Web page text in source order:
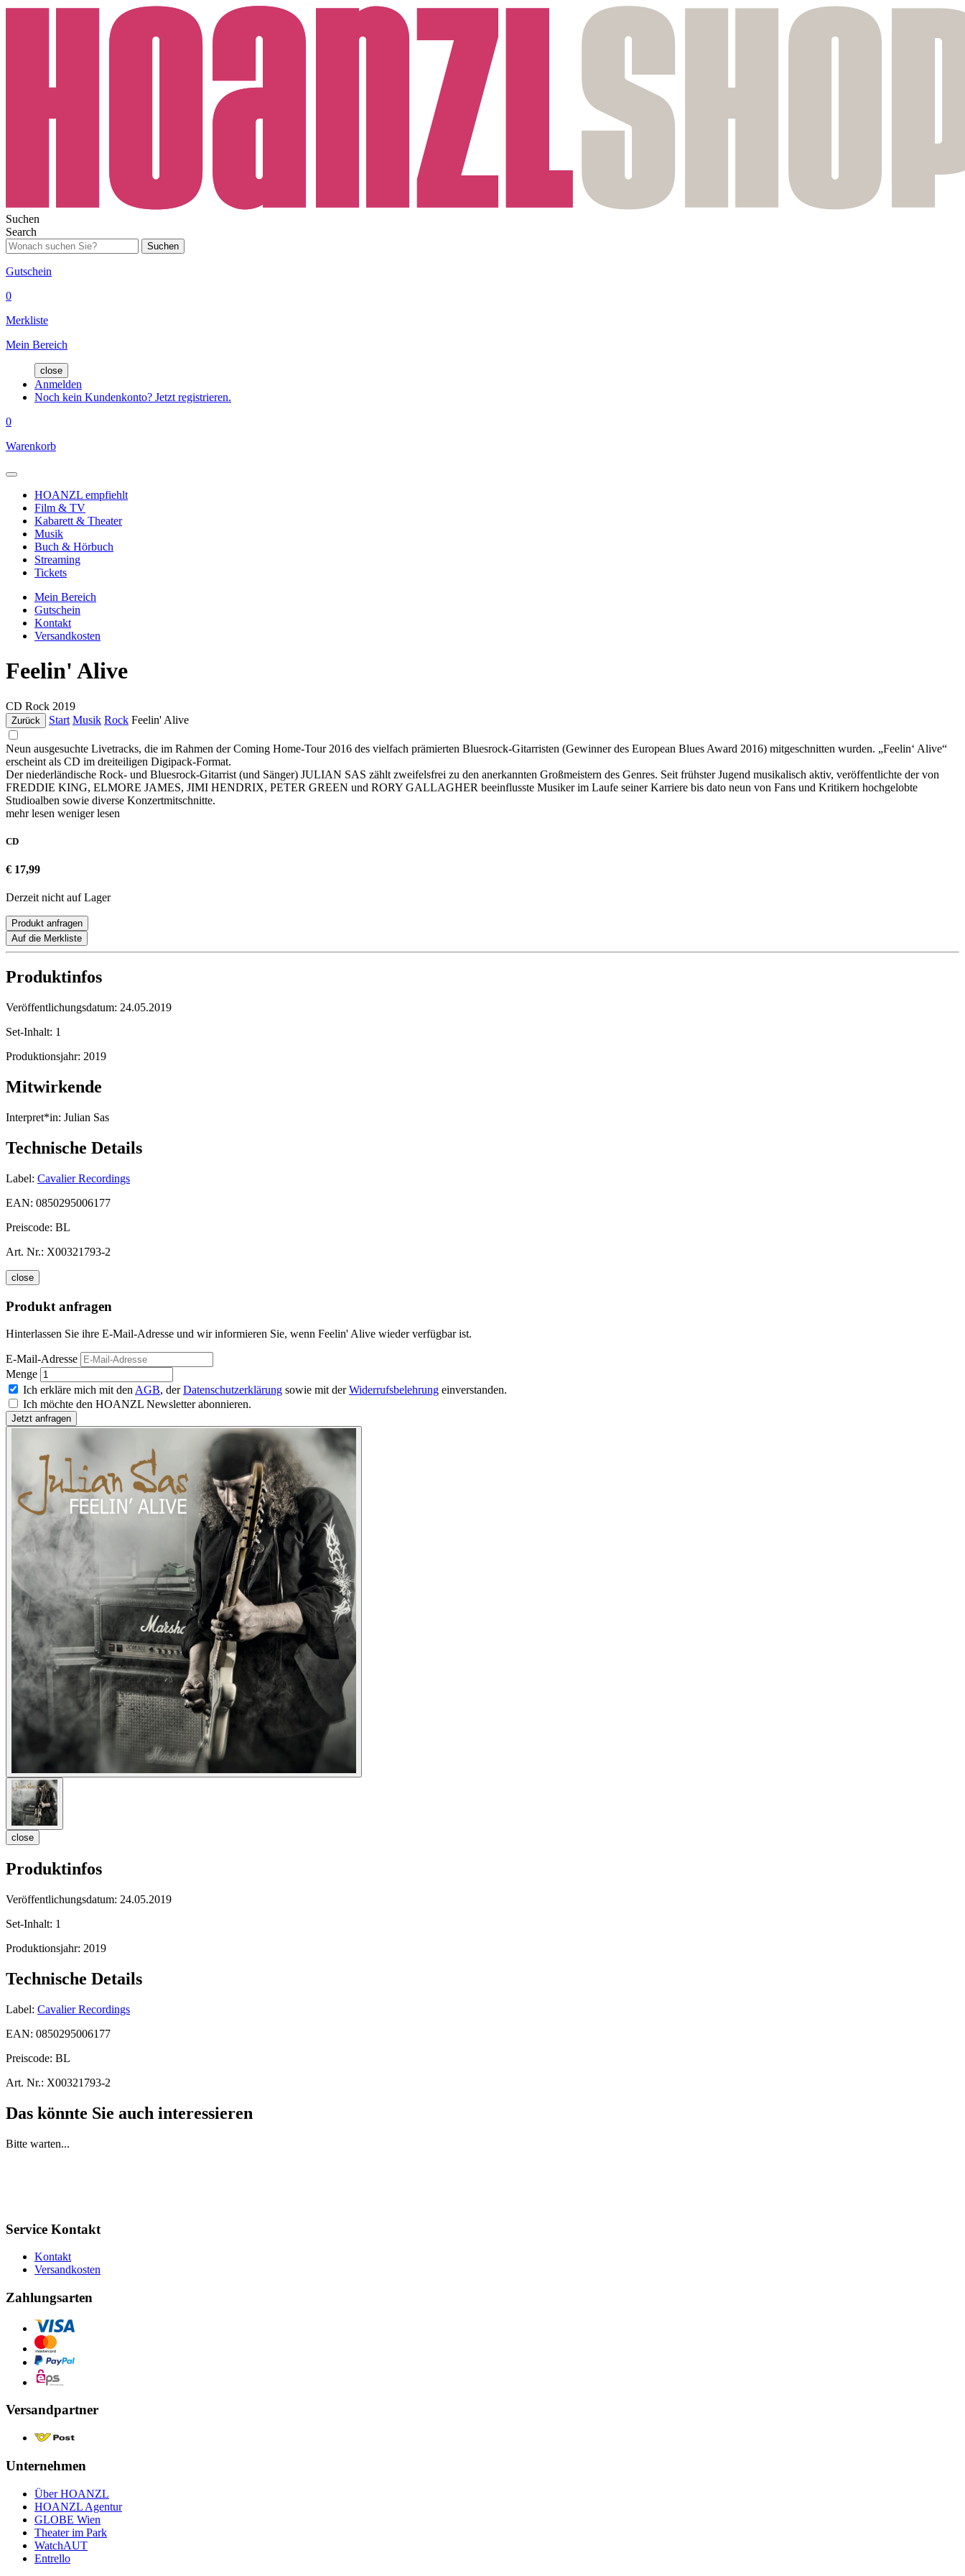
Suchen
Search
Suchen
Gutschein
0
Merkliste
Mein Bereich
close
Anmelden
Noch kein Kundenkonto? Jetzt registrieren.
0
Warenkorb
HOANZL empfiehlt
Film & TV
Kabarett & Theater
Musik
Buch & Hörbuch
Streaming
Tickets
Mein Bereich
Gutschein
Kontakt
Versandkosten
Feelin' Alive
CD Rock 2019
Zurück Start Musik Rock Feelin' Alive
Neun ausgesuchte Livetracks, die im Rahmen der Coming Home-Tour 2016 des vielfach prämierten Bluesrock-Gitarristen (Gewinner des European Blues Award 2016) mitgeschnitten wurden. „Feelin‘ Alive“
erscheint als CD im dreiteiligen Digipack-Format.
Der niederländische Rock- und Bluesrock-Gitarrist (und Sänger) JULIAN SAS zählt zweifelsfrei zu den anerkannten Großmeistern des Genres. Seit frühster Jugend musikalisch aktiv, veröffentlichte der von
FREDDIE KING, ELMORE JAMES, JIMI HENDRIX, PETER GREEN und RORY GALLAGHER beeinflusste Musiker im Laufe seiner Karriere bis dato neun von Fans und Kritikern hochgelobte
Studioalben sowie diverse Konzertmitschnitte.
mehr lesen weniger lesen
CD
€ 17,99
Derzeit nicht auf Lager
Produkt anfragen
Auf die Merkliste
Produktinfos
Veröffentlichungsdatum: 24.05.2019
Set-Inhalt: 1
Produktionsjahr: 2019
Mitwirkende
Interpret*in: Julian Sas
Technische Details
Label: Cavalier Recordings
EAN: 0850295006177
Preiscode: BL
Art. Nr.: X00321793-2
close
Produkt anfragen
Hinterlassen Sie ihre E-Mail-Adresse und wir informieren Sie, wenn Feelin' Alive wieder verfügbar ist.
E-Mail-Adresse
Menge
Ich erkläre mich mit den AGB, derDatenschutzerklärung sowie mit derWiderrufsbelehrung einverstanden.
Ich möchte den HOANZL Newsletter abonnieren.
close
Produktinfos
Veröffentlichungsdatum: 24.05.2019
Set-Inhalt: 1
Produktionsjahr: 2019
Technische Details
Label: Cavalier Recordings
EAN: 0850295006177
Preiscode: BL
Art. Nr.: X00321793-2
Das könnte Sie auch interessieren
Bitte warten...
Service Kontakt
Kontakt
Versandkosten
Zahlungsarten
Versandpartner
Unternehmen
Über HOANZL
HOANZL Agentur
GLOBE Wien
Theater im Park
WatchAUT
Entrello